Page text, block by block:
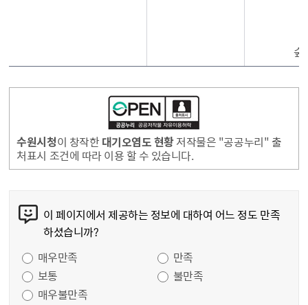
숲
수원시청이 창작한 대기오염도 현황저작물은 "공공누리" 출
처표시 조건에 따라 이용 할 수 있습니다.
이 페이지에서 제공하는 정보에 대하여 어느 정도 만족
하셨습니까?
매우만족
만족
보통
불만족
매우불만족